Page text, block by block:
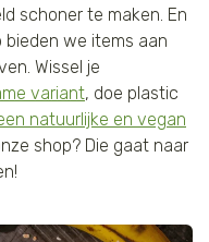
schoner te maken. En
bieden we items aan
Wissel je
variant, doe plastic
natuurlijke en vegan
shop? Die gaat naar